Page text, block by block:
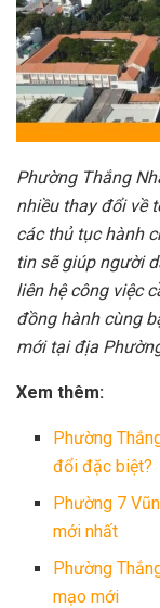
Phường Thắng
nhiều thay đổi về
các thủ tục hành
tin sẽ giúp người
liên hệ công việc
đồng hành cùng
mới tại địa
Xem thêm:
Phường
đổi đặc biệt?
Phường 7
mới nhất
Phường
mạo mới